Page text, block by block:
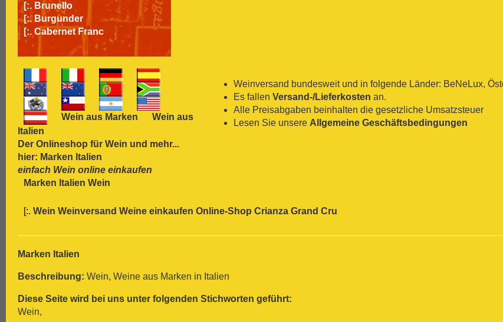
[:. Brunello
[:. Burgunder
[:. Cabernet Franc
[:.
Cabernet Sauvignon
[:. Carignan
[:. Carmenère
[:. Chardonnay
[:. Chasselas
[:. Chenin Blanc
[:. Chiavennasca
[:. Cinsault
[:. Cinsaut
[:. Cortese
[:. Dolcetto
[:. Dornfelder
[:. Garganega
[:. Gavi
[:. Gewürztraminer
[:. grauer Burgunder
[:. Grüner Veltliner
[:. Gutedel
Wein aus Marken
Wein aus
Italien
Der Onlineshop für Wein und mehr...
hier: Marken Italien
einfach Wein online einkaufen
Weinversand bundesweit und in folgende Länder: BeNeLux,
Es fallen Versand-/Lieferkosten an.
Alle Preisabgaben beinhalten die gesetzliche Umsatzsteuer
Lesen Sie unsere Allgemeine Geschäftsbedingungen
Marken Italien Wein
[:. Wein Weinversand Weine einkaufen Online-Shop Crianza Grand Cru
Marken Italien
Beschreibung: Wein, Weine aus Marken in Italien
Diese Seite wird bei uns unter folgenden Stichworten geführt:
Wein,